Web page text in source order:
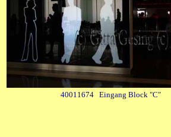
40011674 Eingang Block "C"